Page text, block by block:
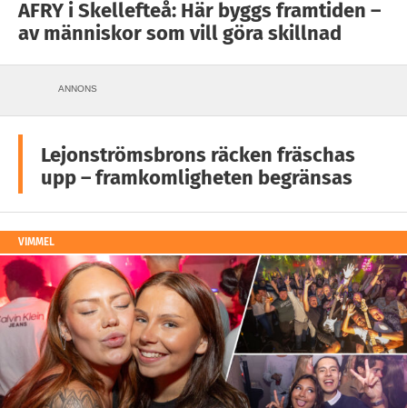
AFRY i Skellefteå: Här byggs framtiden –
av människor som vill göra skillnad
ANNONS
Lejonströmsbrons räcken fräschas
upp – framkomligheten begränsas
VIMMEL